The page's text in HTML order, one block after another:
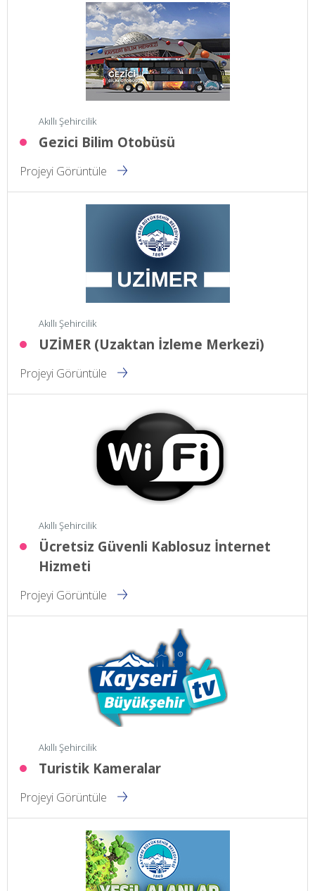
Akıllı Şehircilik
Gezici Bilim Otobüsü
Projeyi Görüntüle
Akıllı Şehircilik
UZİMER (Uzaktan İzleme Merkezi)
Projeyi Görüntüle
Akıllı Şehircilik
Ücretsiz Güvenli Kablosuz İnternet
Hizmeti
Projeyi Görüntüle
Akıllı Şehircilik
Turistik Kameralar
Projeyi Görüntüle